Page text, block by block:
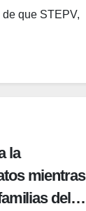
que STEPV,
la
mientras
del